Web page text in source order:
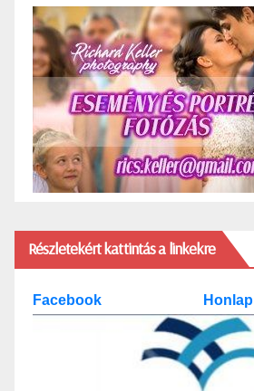
Részletekért kattintás a linkekre
Facebook Honlap